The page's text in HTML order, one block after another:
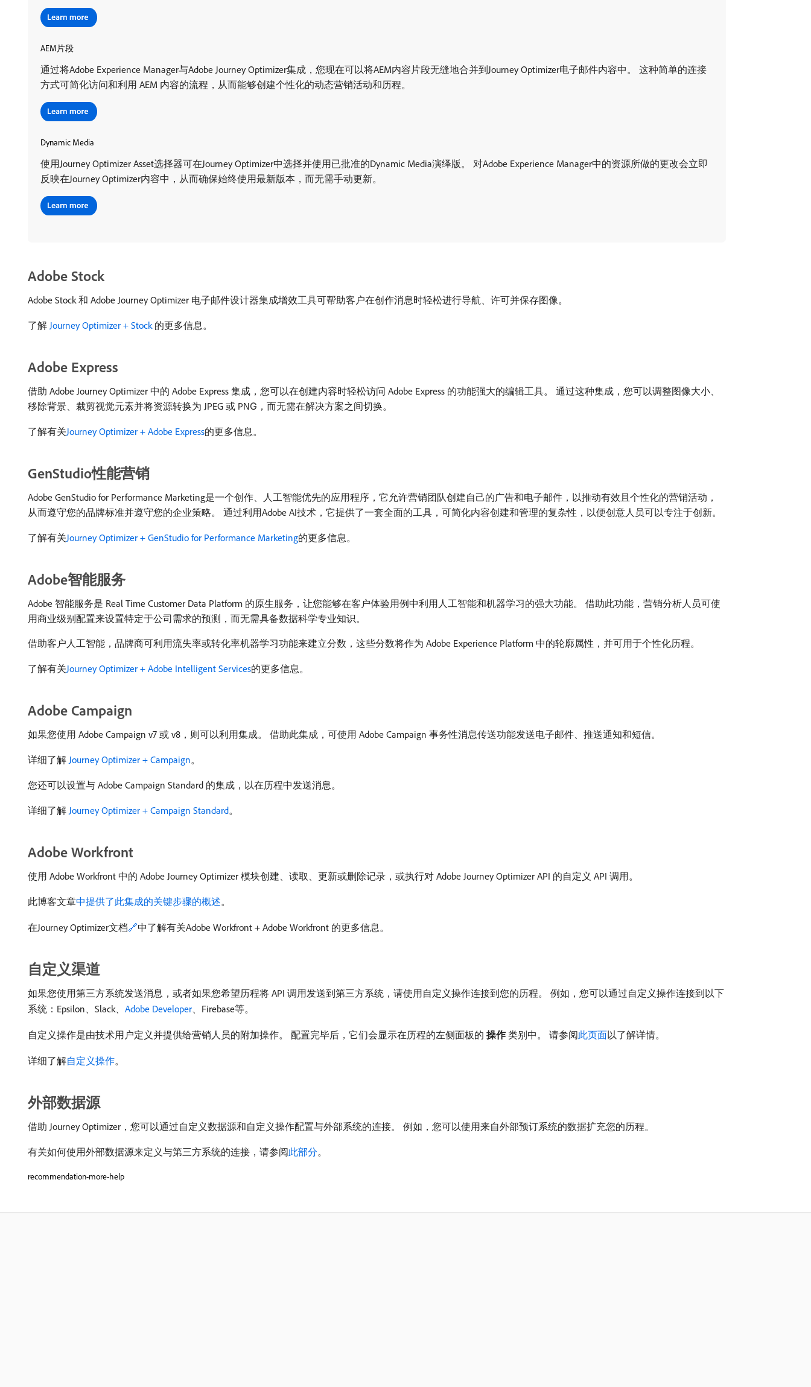
AEM片段
通过将Adobe Experience Manager与Adobe Journey Optimizer集成，您现在可以将AEM内容片段无缝地合并到Journey Optimizer电子邮件内容中。 这种简单的连接
方式可简化访问和利用 AEM 内容的流程，从而能够创建个性化的动态营销活动和历程。
Dynamic Media
使用Journey Optimizer Asset选择器可在Journey Optimizer中选择并使用已批准的Dynamic Media演绎版。 对Adobe Experience Manager中的资源所做的更改会立即
反映在Journey Optimizer内容中，从而确保始终使用最新版本，而无需手动更新。
Adobe Stock
Adobe Stock 和 Adobe Journey Optimizer 电子邮件设计器集成增效工具可帮助客户在创作消息时轻松进行导航、许可并保存图像。
了解 Journey Optimizer + Stock的更多信息。
Adobe Express
借助 Adobe Journey Optimizer 中的 Adobe Express 集成，您可以在创建内容时轻松访问 Adobe Express 的功能强大的编辑工具。 通过这种集成，您可以调整图像大小、
移除背景、裁剪视觉元素并将资源转换为 JPEG 或 PNG，而无需在解决方案之间切换。
了解有关Journey Optimizer + Adobe Express的更多信息。
GenStudio性能营销
Adobe GenStudio for Performance Marketing是一个创作、人工智能优先的应用程序，它允许营销团队创建自己的广告和电子邮件，以推动有效且个性化的营销活动，
从而遵守您的品牌标准并遵守您的企业策略。 通过利用Adobe AI技术，它提供了一套全面的工具，可简化内容创建和管理的复杂性，以便创意人员可以专注于创新。
了解有关Journey Optimizer + GenStudio for Performance Marketing的更多信息。
Adobe智能服务
Adobe 智能服务是 Real Time Customer Data Platform 的原生服务，让您能够在客户体验用例中利用人工智能和机器学习的强大功能。 借助此功能，营销分析人员可使
用商业级别配置来设置特定于公司需求的预测，而无需具备数据科学专业知识。
借助客户人工智能，品牌商可利用流失率或转化率机器学习功能来建立分数，这些分数将作为 Adobe Experience Platform 中的轮廓属性，并可用于个性化历程。
了解有关Journey Optimizer + Adobe Intelligent Services的更多信息。
Adobe Campaign
如果您使用 Adobe Campaign v7 或 v8，则可以利用集成。 借助此集成，可使用 Adobe Campaign 事务性消息传送功能发送电子邮件、推送通知和短信。
详细了解 Journey Optimizer + Campaign。
您还可以设置与 Adobe Campaign Standard 的集成，以在历程中发送消息。
详细了解 Journey Optimizer + Campaign Standard。
Adobe Workfront
使用 Adobe Workfront 中的 Adobe Journey Optimizer 模块创建、读取、更新或删除记录，或执行对 Adobe Journey Optimizer API 的自定义 API 调用。
此博客文章中提供了此集成的关键步骤的概述。
在Journey Optimizer文档🔗中了解有关Adobe Workfront + Adobe Workfront 的更多信息。
自定义渠道
如果您使用第三方系统发送消息，或者如果您希望历程将 API 调用发送到第三方系统，请使用自定义操作连接到您的历程。 例如，您可以通过自定义操作连接到以下
系统：Epsilon、Slack、 Adobe Developer、Firebase等。
自定义操作是由技术用户定义并提供给营销人员的附加操作。 配置完毕后，它们会显示在历程的左侧面板的​ 操作​类别中。 请参阅此页面以了解详情。
详细了解自定义操作。
外部数据源
借助 Journey Optimizer，您可以通过自定义数据源和自定义操作配置与外部系统的连接。 例如，您可以使用来自外部预订系统的数据扩充您的历程。
有关如何使用外部数据源来定义与第三方系统的连接，请参阅此部分。
recommendation-more-help